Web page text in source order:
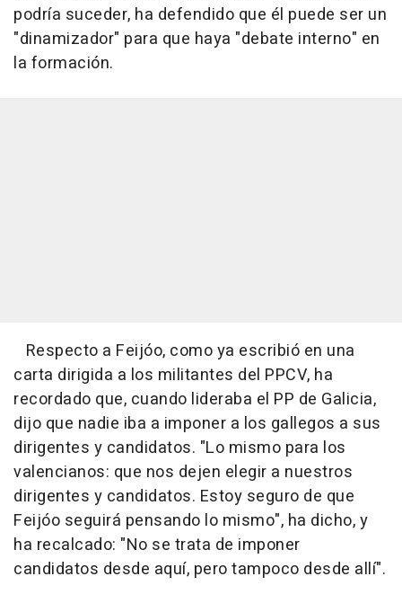
podría suceder, ha defendido que él puede ser un
"dinamizador" para que haya "debate interno" en
la formación.
Respecto a Feijóo, como ya escribió en una
carta dirigida a los militantes del PPCV, ha
recordado que, cuando lideraba el PP de Galicia,
dijo que nadie iba a imponer a los gallegos a sus
dirigentes y candidatos. "Lo mismo para los
valencianos: que nos dejen elegir a nuestros
dirigentes y candidatos. Estoy seguro de que
Feijóo seguirá pensando lo mismo", ha dicho, y
ha recalcado: "No se trata de imponer
candidatos desde aquí, pero tampoco desde allí".